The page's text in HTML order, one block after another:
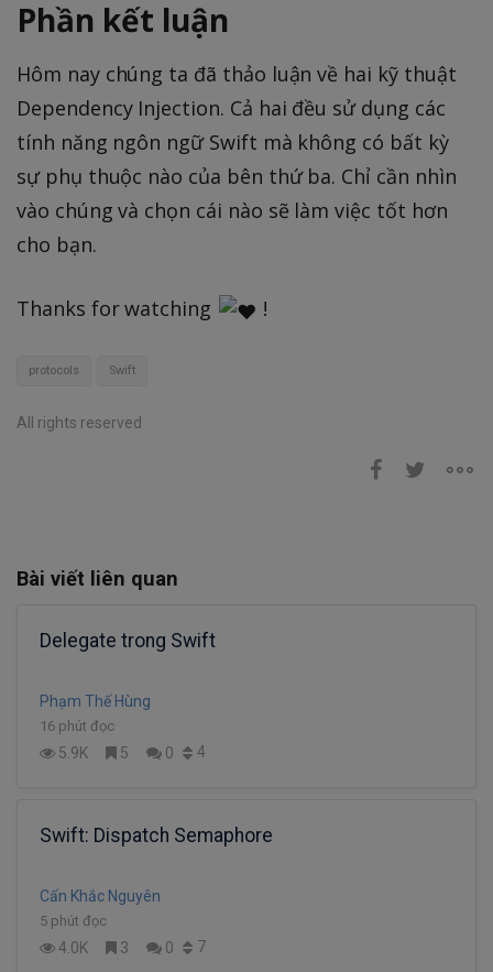
Phần kết luận
Hôm nay chúng ta đã thảo luận về hai kỹ thuật
Dependency Injection. Cả hai đều sử dụng các
tính năng ngôn ngữ Swift mà không có bất kỳ
sự phụ thuộc nào của bên thứ ba. Chỉ cần nhìn
vào chúng và chọn cái nào sẽ làm việc tốt hơn
cho bạn.
Thanks for watching !
protocols Swift
All rights reserved
Bài viết liên quan
Delegate trong Swift
Phạm Thế Hùng
16 phút đọc
5.9K 5 0 4
Swift: Dispatch Semaphore
Cấn Khắc Nguyên
5 phút đọc
4.0K 3 0 7